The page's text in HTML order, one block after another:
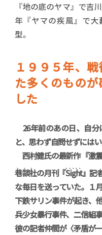
『地の底のヤマ』で吉
年『ヤマの疾風』で
型。
１９９５年、
た多くのもの
した
26年前のあの日、自
と、思わず自問せずには
西村健氏の最新作 『激
巷談社
、、、 の月刊『Sight
、、、、、 』記
な毎日を送っていた。１
下鉄サリン事件が起き、
兵少女暴行事件、二信組
彼の記者仲間が〈矛盾が